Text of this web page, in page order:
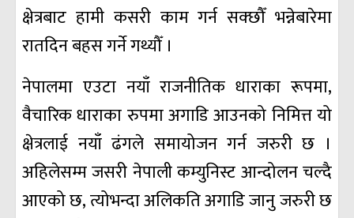
क्षेत्रबाट हामी कसरी काम गर्न सक्छौँ भन्नेबारेमा
रातदिन बहस गर्ने गथ्यौँ ।
नेपालमा एउटा नयाँ राजनीतिक धाराका रूपमा,
वैचारिक धाराका रुपमा अगाडि आउनको निमित्त यो
क्षेत्रलाई नयाँ ढंगले समायोजन गर्न जरुरी छ ।
अहिलेसम्म जसरी नेपाली कम्युनिस्ट आन्दोलन चल्दै
आएको छ, त्योभन्दा अलिकति अगाडि जानु जरुरी छ